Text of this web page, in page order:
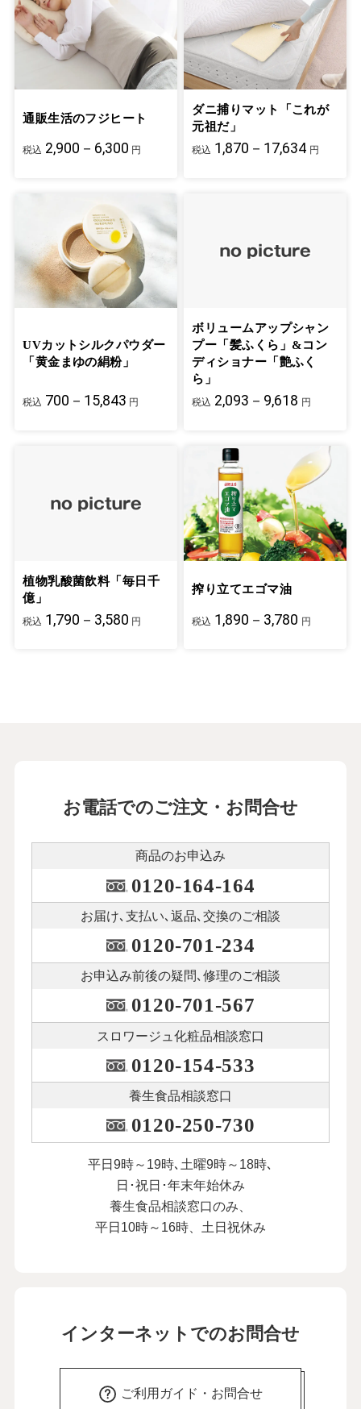
通販生活のフジヒート
税込 2,900－6,300 円
ダニ捕りマット「これが
元祖だ」
税込 1,870－17,634 円
UVカットシルクパウダー
「黄金まゆの絹粉」
税込 700－15,843 円
ボリュームアップシャン
プー「髪ふくら」&コン
ディショナー「艶ふく
ら」
税込 2,093－9,618 円
植物乳酸菌飲料「毎日千
億」
税込 1,790－3,580 円
搾り立てエゴマ油
税込 1,890－3,780 円
お電話でのご注文・お問合せ
商品のお申込み
0120-164-164
お届け､支払い､ 返品､交換のご相談
0120-701-234
お申込み前後の疑問､修理のご相談
0120-701-567
スロワージュ化粧品相談窓口
0120-154-533
養生食品相談窓口
0120-250-730
平日9時～19時､土曜9時～18時､
日･祝日･年末年始休み
養生食品相談窓口のみ、
平日10時～16時、土日祝休み
インターネットでのお問合せ
ご利用ガイド・お問合せ